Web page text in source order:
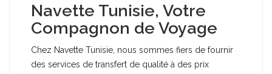
Navette Tunisie, Votre
Compagnon de Voyage
Chez Navette Tunisie, nous sommes fiers de fournir
des services de transfert de qualité à des prix